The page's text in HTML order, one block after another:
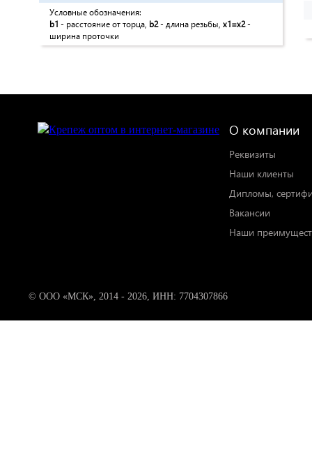
Условные обозначения:
b1 - расстояние от торца, b2- длина резьбы, x1=x2-
ширина проточки
О компании
Реквизиты
Наши клиенты
Дипломы,
Вакансии
Наши
© ООО «МСК», 2014 - 2026, ИНН: 7704307866